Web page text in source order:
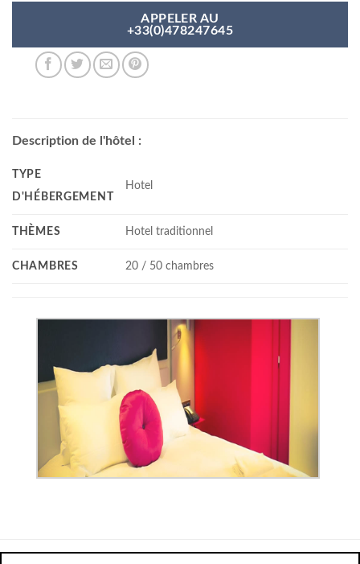
APPELER AU
+33(0)478247645
Description de l'hôtel :
TYPE
D'HÉBERGEMENT
Hotel
THÈMES Hotel traditionnel
CHAMBRES 20 / 50 chambres